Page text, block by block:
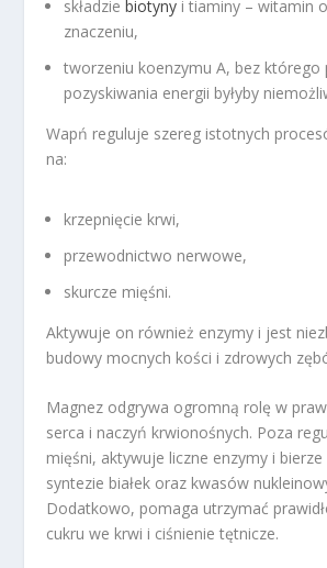
składzie biotyny i tiaminy – witamin
znaczeniu,
tworzeniu koenzymu A, bez którego
pozyskiwania energii byłyby
Wapń reguluje szereg istotnych
na:
krzepnięcie krwi,
przewodnictwo nerwowe,
skurcze mięśni.
Aktywuje on również enzymy i jest
budowy mocnych kości i zdrowych
Magnez odgrywa ogromną rolę w
serca i naczyń krwionośnych. Poza
mięśni, aktywuje liczne enzymy i bierze
syntezie białek oraz kwasów
Dodatkowo, pomaga utrzymać
cukru we krwi i ciśnienie tętnicze.